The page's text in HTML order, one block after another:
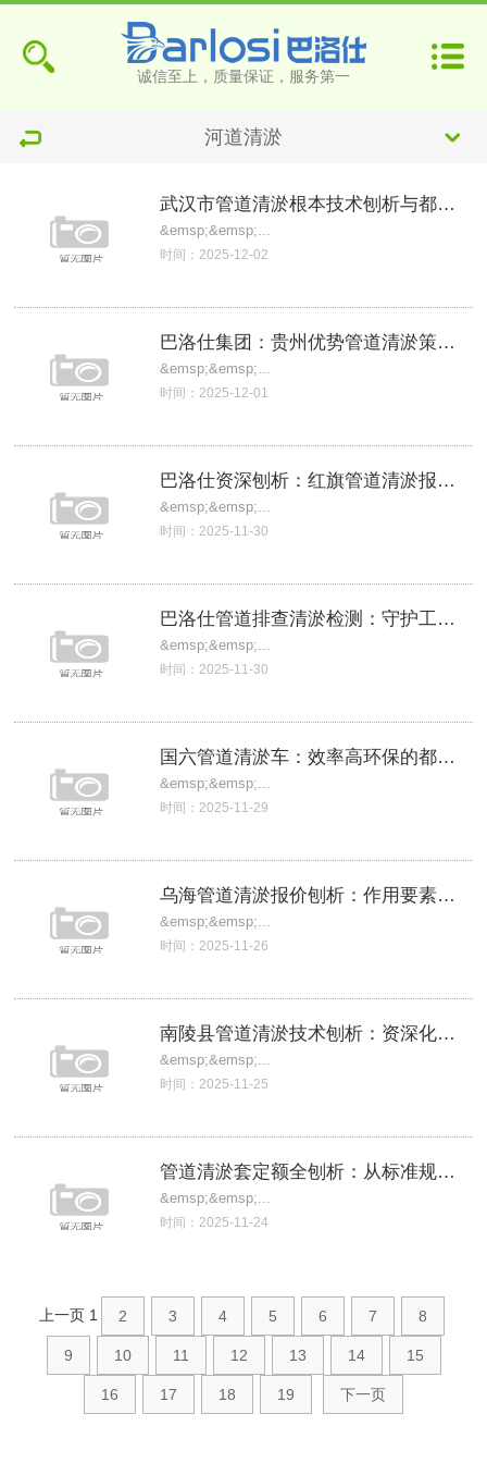
诚信至上，质量保证，服务第一
河道清淤
武汉市管道清淤根本技术刨析与都市排水系统
&emsp;&emsp;...
时间：2025-12-02
巴洛仕集团：贵州优势管道清淤策划化解专家
&emsp;&emsp;...
时间：2025-12-01
巴洛仕资深刨析：红旗管道清淤报价的根本要
&emsp;&emsp;...
时间：2025-11-30
巴洛仕管道排查清淤检测：守护工业园区的生
&emsp;&emsp;...
时间：2025-11-30
国六管道清淤车：效率高环保的都市排水系统
&emsp;&emsp;...
时间：2025-11-29
乌海管道清淤报价刨析：作用要素与成本控制
&emsp;&emsp;...
时间：2025-11-26
南陵县管道清淤技术刨析：资深化解策划与实
&emsp;&emsp;...
时间：2025-11-25
管道清淤套定额全刨析：从标准规范到实操要
&emsp;&emsp;...
时间：2025-11-24
上一页 1 2 3 4 5 6 7 8
9 10 11 12 13 14 15
16 17 18 19 下一页